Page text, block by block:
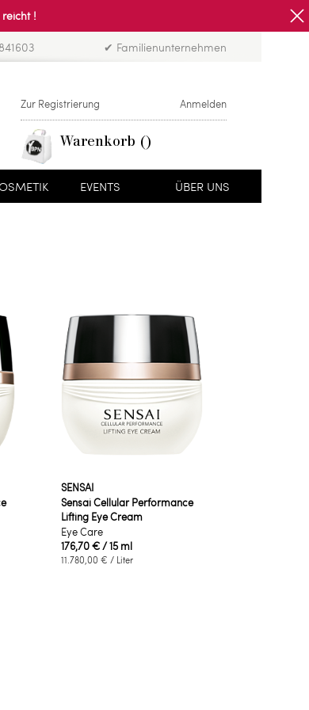
!
✔ Familienunternehmen
Zur Registrierung Anmelden
Warenkorb
EVENTS ÜBER UNS
SENSAI
Sensai Cellular Performance
Lifting Eye Cream
Eye Care
176,70 €/ 15 ml
11.780,00 € / Liter